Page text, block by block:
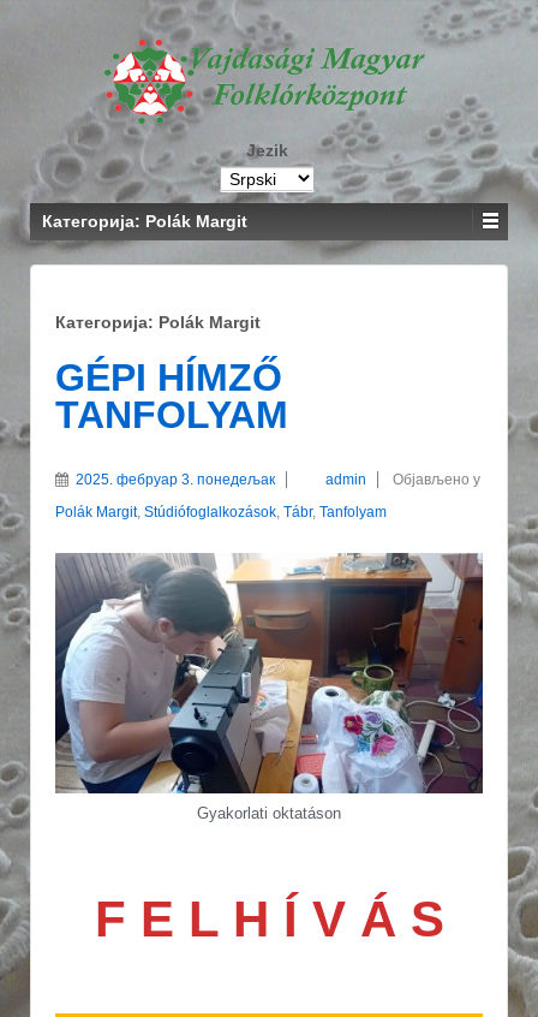
Jezik
Категорија: Polák Margit
Категорија: Polák Margit
GÉPI HÍMZŐ
TANFOLYAM
2025. фебруар 3. понедељак admin
Објављено у
Polák Margit, Stúdiófoglalkozások, Tábr, Tanfolyam
Gyakorlati oktatáson
F E L H Í V Á S